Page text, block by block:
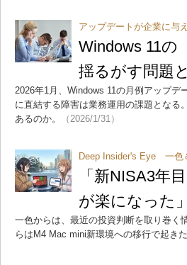
アップデートが企業に与
Windows 11
揺るがす問題
2026年1月、Windows 11の月例アップ
に直結する障害は業務運用の課題となる
あるのか。
（2026/1/31）
Deep Insider's Eye 一色
「新NISA3年
が楽になった
一色からは、最近の投資判断を取り巻く
らはM4 Mac mini新環境への移行で起き